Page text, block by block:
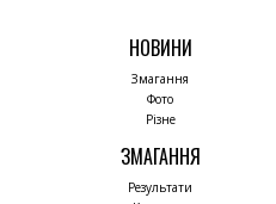
НОВИНИ
Змагання
Фото
Різне
ЗМАГАННЯ
Результати